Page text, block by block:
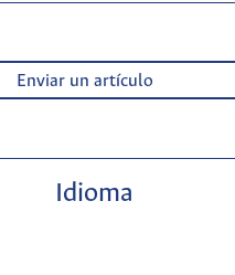
Enviar un artículo
Idioma